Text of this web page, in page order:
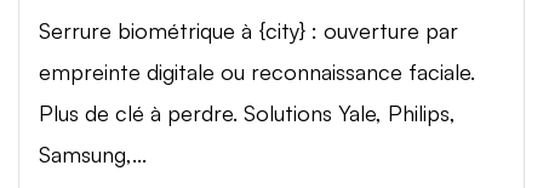
Serrure biométrique à {city} : ouverture par
empreinte digitale ou reconnaissance faciale.
Plus de clé à perdre. Solutions Yale, Philips,
Samsung,...